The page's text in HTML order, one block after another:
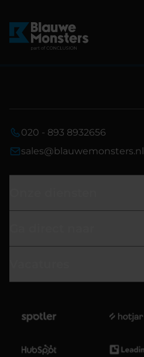
020 - 893 8932656
sales@blauwemonsters.nl